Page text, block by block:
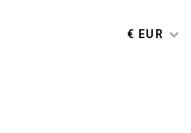
€ EUR